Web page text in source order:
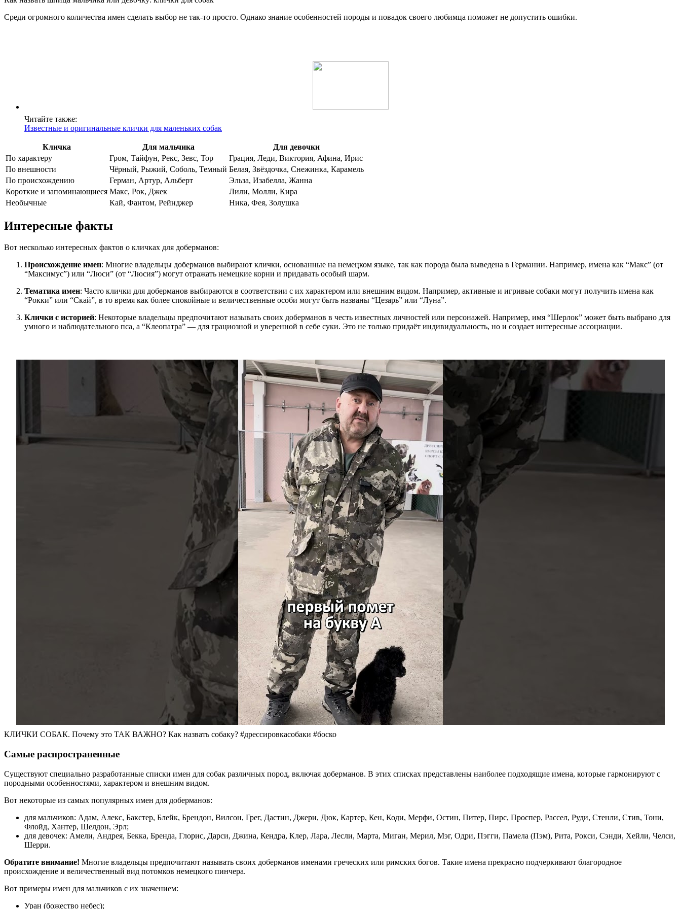
Среди огромного количества имен сделать выбор не так-то просто. Однако знание особенностей породы и повадок своего любимца поможет не допустить ошибки.
Читайте также:
Известные и оригинальные клички для маленьких собак
Кличка Для мальчика
Для девочки
По характеру
Гром, Тайфун, Рекс, Зевс, Тор
Грация, Леди, Виктория, Афина, Ирис
По внешности
Чёрный, Рыжий, Соболь, Темный Белая, Звёздочка, Снежинка, Карамель
По происхождению
Герман, Артур, Альберт
Эльза, Изабелла, Жанна
Короткие и запоминающиеся Макс, Рок, Джек
Лили, Молли, Кира
Необычные
Кай, Фантом, Рейнджер Ника, Фея, Золушка
Интересные факты
Вот несколько интересных фактов о кличках для доберманов:
Происхождение имен: Многие владельцы доберманов выбирают клички, основанные на немецком языке, так как порода была выведена в Германии. Например, имена как “Макс” (от
“Максимус”) или “Люси” (от “Люсия”) могут отражать немецкие корни и придавать особый шарм.
Тематика имен: Часто клички для доберманов выбираются в соответствии с их характером или внешним видом. Например, активные и игривые собаки могут получить имена как
“Рокки” или “Скай”, в то время как более спокойные и величественные особи могут быть названы “Цезарь” или “Луна”.
Клички с историей: Некоторые владельцы предпочитают называть своих доберманов в честь известных личностей или персонажей. Например, имя “Шерлок” может быть выбрано для
умного и наблюдательного пса, а “Клеопатра” — для грациозной и уверенной в себе суки. Это не только придаёт индивидуальность, но и создает интересные ассоциации.
КЛИЧКИ СОБАК. Почему это ТАК ВАЖНО? Как назвать собаку? #дрессировкасобаки #боско
Самые распространенные
Существуют специально разработанные списки имен для собак различных пород, включая доберманов. В этих списках представлены наиболее подходящие имена, которые гармонируют с
породными особенностями, характером и внешним видом.
Вот некоторые из самых популярных имен для доберманов:
для мальчиков: Адам, Алекс, Бакстер, Блейк, Брендон, Вилсон, Грег, Дастин, Джери, Дюк, Картер, Кен, Коди, Мерфи, Остин, Питер, Пирс, Проспер, Рассел, Руди, Стенли, Стив, Тони,
Флойд, Хантер, Шелдон, Эрл;
для девочек: Амели, Андрея, Бекка, Бренда, Глорис, Дарси, Джина, Кендра, Клер, Лара, Лесли, Марта, Миган, Мерил, Мэг, Одри, Пэгги, Памела (Пэм), Рита, Рокси, Сэнди, Хейли, Челси,
Шерри.
Обратите внимание! Многие владельцы предпочитают называть своих доберманов именами греческих или римских богов. Такие имена прекрасно подчеркивают благородное
происхождение и величественный вид потомков немецкого пинчера.
Вот примеры имен для мальчиков с их значением:
Уран (божество небес);